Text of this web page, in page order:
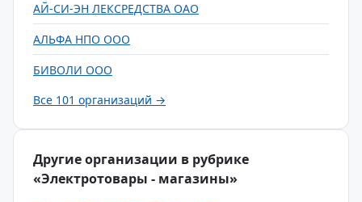
АЙ-СИ-ЭН ЛЕКСРЕДСТВА ОАО
АЛЬФА НПО ООО
БИВОЛИ ООО
Все 101 организаций →
Другие организации в рубрике
«Электротовары - магазины»